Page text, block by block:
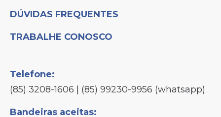
DÚVIDAS FREQUENTES
TRABALHE CONOSCO
Telefone:
(85) 3208-1606 | (85) 99230-9956 (whatsapp)
Bandeiras aceitas: